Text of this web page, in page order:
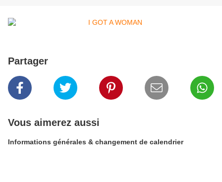
Partager
Vous aimerez aussi
Informations générales & changement de calendrier